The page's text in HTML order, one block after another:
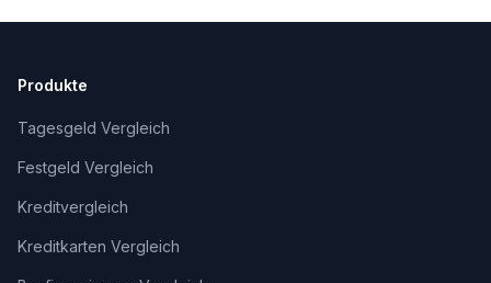
Produkte
Tagesgeld Vergleich
Festgeld Vergleich
Kreditvergleich
Kreditkarten Vergleich